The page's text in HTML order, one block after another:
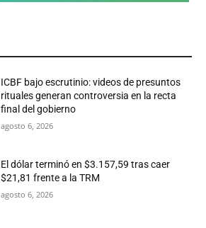
ICBF bajo escrutinio: videos de presuntos
rituales generan controversia en la recta
final del gobierno
agosto 6, 2026
El dólar terminó en $3.157,59 tras caer
$21,81 frente a la TRM
agosto 6, 2026